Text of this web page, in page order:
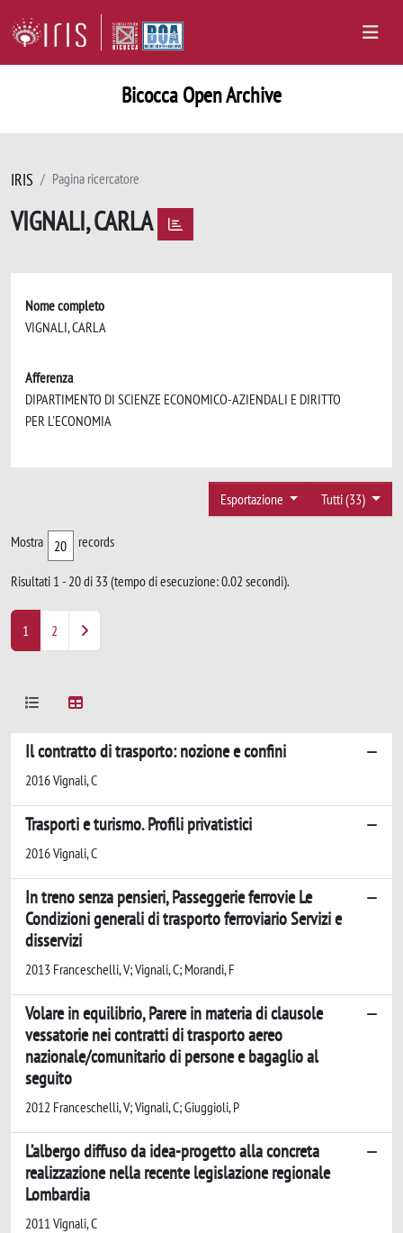
Bicocca Open Archive
IRIS Pagina ricercatore
VIGNALI, CARLA
Nome completo
VIGNALI, CARLA
Afferenza
DIPARTIMENTO DI SCIENZE ECONOMICO-AZIENDALI E DIRITTO
PER L'ECONOMIA
Tutti (33)
Esportazione
Mostra records
Risultati 1 - 20 di 33 (tempo di esecuzione: 0.02 secondi).
1 2
Il contratto di trasporto: nozione e confini
2016 Vignali, C
Trasporti e turismo. Profili privatistici
2016 Vignali, C
In treno senza pensieri, Passeggerie ferrovie Le
Condizioni generali di trasporto ferroviario Servizi e
disservizi
2013 Franceschelli, V; Vignali, C; Morandi, F
Volare in equilibrio, Parere in materia di clausole
vessatorie nei contratti di trasporto aereo
nazionale/comunitario di persone e bagaglio al
seguito
2012 Franceschelli, V; Vignali, C; Giuggioli, P
L’albergo diffuso da idea-progetto alla concreta
realizzazione nella recente legislazione regionale
Lombardia
2011 Vignali, C